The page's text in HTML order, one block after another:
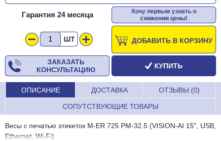
Гарантия 24 месяца
Хочу первым узнать о
снижении цены!
ШТ ДОБАВИТЬ В КОРЗИНУ
ЗАКАЗАТЬ
КОНСУЛЬТАЦИЮ
КУПИТЬ
ОПИСАНИЕ ДОСТАВКА ОТЗЫВЫ (0)
СОПУТСТВУЮЩИЕ ТОВАРЫ
Весы с печатью этикеток M-ER 725 PM-32.5 (VISION-AI 15", USB,
Ethernet, Wi-Fi)